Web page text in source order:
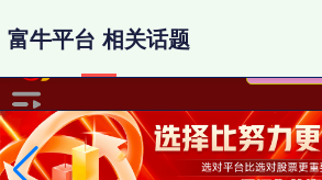
富牛平台 相关话题